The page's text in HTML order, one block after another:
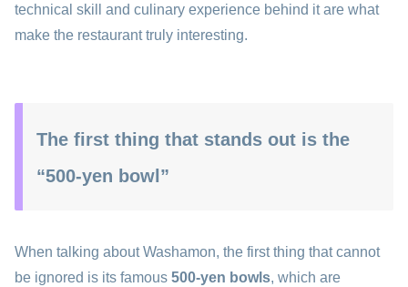
technical skill and culinary experience behind it are what
make the restaurant truly interesting.
The first thing that stands out is the
“500-yen bowl”
When talking about Washamon, the first thing that cannot
be ignored is its famous 500-yen bowls, which are